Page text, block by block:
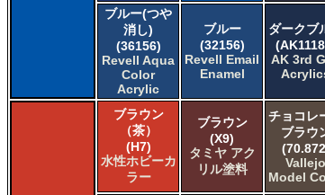
ＧＳＩクレオス Mr.クリスタルカラー
ＧＳＩクレオス Mr.サーフェイサー/プライマー
ＧＳＩクレオス Mr.トップコート
ＧＳＩクレオス Mr.メタリックカラーGX
ＧＳＩクレオス Mr.メタルカラー
ＧＳＩクレオス アクリジョン
ＧＳＩクレオス ガンダムカラー
ＧＳＩクレオス ガンダムカラースプレー
ＧＳＩクレオス ガンダムマーカー
ＧＳＩクレオス 水性ホビーカラー
ブルー(つや
消し)
(36156)
Revell Aqua
Color
Acrylic
ブルー
(32156)
Revell Email
Enamel
ダークブ
AK 3rd
ブラウン
（茶）
(H7)
水性ホビーカ
ラー
ブラウン
(X9)
タミヤ アク
リル塗料
チョコレ
ブラウ
Vallejo
Model